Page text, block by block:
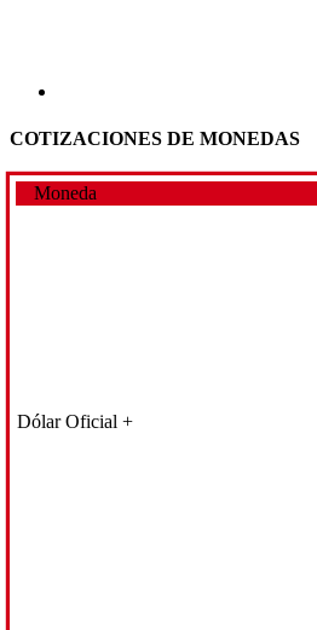
COTIZACIONES DE MONEDAS
Moneda
Dólar Oficial +